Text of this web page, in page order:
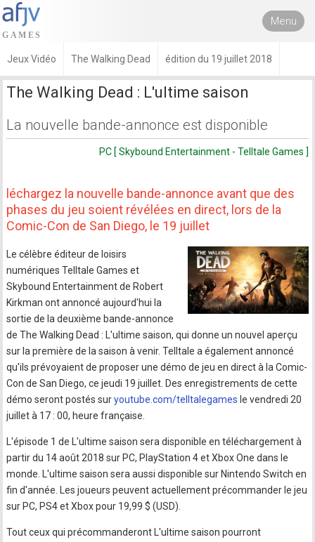
Menu
Jeux Vidéo The Walking Dead édition du 19 juillet 2018
The Walking Dead : L'ultime saison
La nouvelle bande-annonce est disponible
PC [ Skybound Entertainment - Telltale Games ]
léchargez la nouvelle bande-annonce avant que des
phases du jeu soient révélées en direct, lors de la
Comic-Con de San Diego, le 19 juillet
Le célèbre éditeur de loisirs
numériques Telltale Games et
Skybound Entertainment de Robert
Kirkman ont annoncé aujourd'hui la
sortie de la deuxième bande-annonce
de The Walking Dead : L'ultime saison, qui donne un nouvel aperçu
sur la première de la saison à venir. Telltale a également annoncé
qu'ils prévoyaient de proposer une démo de jeu en direct à la Comic-
Con de San Diego, ce jeudi 19 juillet. Des enregistrements de cette
démo seront postés suryoutube.com/telltalegames le vendredi 20
juillet à 17 : 00, heure française.
L'épisode 1 de L'ultime saison sera disponible en téléchargement à
partir du 14 août 2018 sur PC, PlayStation 4 et Xbox One dans le
monde. L'ultime saison sera aussi disponible sur Nintendo Switch en
fin d'année. Les joueurs peuvent actuellement précommander le jeu
sur PC, PS4 et Xbox pour 19,99 $ (USD).
Tout ceux qui précommanderont L'ultime saison pourront